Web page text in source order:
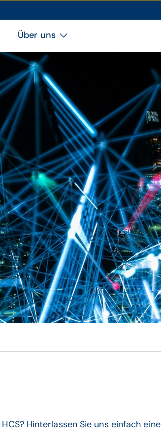
Über uns
Hinterlassen Sie uns einfach